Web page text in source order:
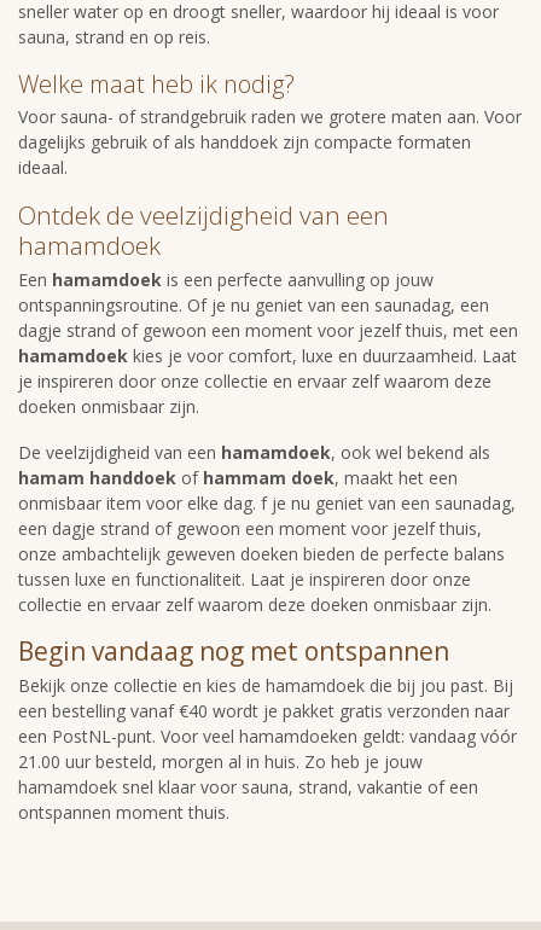
sneller water op en droogt sneller, waardoor hij ideaal is voor
sauna, strand en op reis.
Welke maat heb ik nodig?
Voor sauna- of strandgebruik raden we grotere maten aan. Voor
dagelijks gebruik of als handdoek zijn compacte formaten
ideaal.
Ontdek de veelzijdigheid van een
hamamdoek
Een hamamdoek is een perfecte aanvulling op jouw
ontspanningsroutine. Of je nu geniet van een saunadag, een
dagje strand of gewoon een moment voor jezelf thuis, met een
hamamdoek kies je voor comfort, luxe en duurzaamheid. Laat
je inspireren door onze collectie en ervaar zelf waarom deze
doeken onmisbaar zijn.
De veelzijdigheid van een hamamdoek, ook wel bekend als
hamam handdoek of hammam doek, maakt het een
onmisbaar item voor elke dag. f je nu geniet van een saunadag,
een dagje strand of gewoon een moment voor jezelf thuis,
onze ambachtelijk geweven doeken bieden de perfecte balans
tussen luxe en functionaliteit. Laat je inspireren door onze
collectie en ervaar zelf waarom deze doeken onmisbaar zijn.
Begin vandaag nog met ontspannen
Bekijk onze collectie en kies de hamamdoek die bij jou past. Bij
een bestelling vanaf €40 wordt je pakket gratis verzonden naar
een PostNL-punt. Voor veel hamamdoeken geldt: vandaag vóór
21.00 uur besteld, morgen al in huis. Zo heb je jouw
hamamdoek snel klaar voor sauna, strand, vakantie of een
ontspannen moment thuis.